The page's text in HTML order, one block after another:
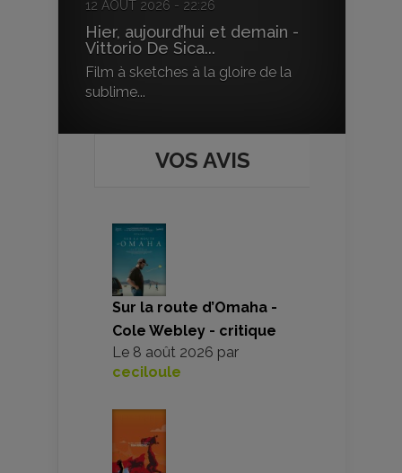
12 AOÛT 2026 - 22:26
Hier, aujourd’hui et demain -
Vittorio De Sica...
Film à sketches à la gloire de la
sublime...
VOS AVIS
Sur la route d’Omaha -
Cole Webley - critique
Le 8 août 2026 par
ceciloule